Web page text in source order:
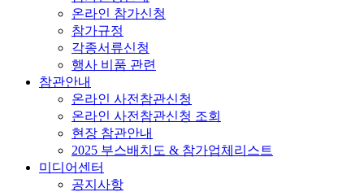
온라인 참가신청
참가규정
각종서류신청
행사 비품 관련
참관안내
온라인 사전참관신청
온라인 사전참관신청 조회
현장 참관안내
2025 부스배치도 & 참가업체리스트
미디어센터
공지사항